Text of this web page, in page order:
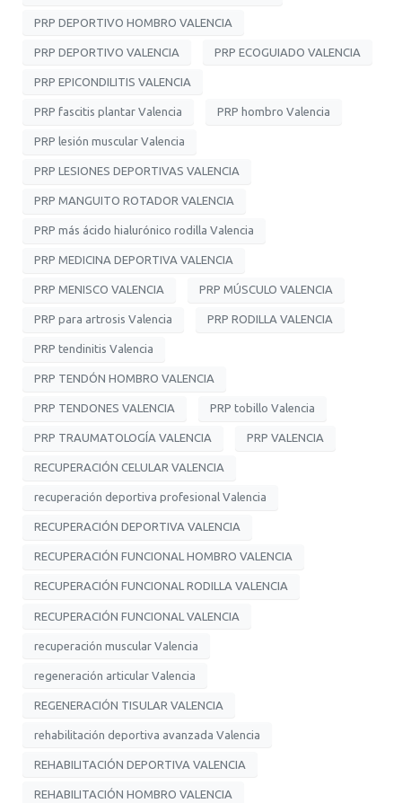
PRP DEPORTIVO HOMBRO VALENCIA
PRP DEPORTIVO VALENCIA PRP ECOGUIADO VALENCIA
PRP EPICONDILITIS VALENCIA
PRP fascitis plantar Valencia PRP hombro Valencia
PRP lesión muscular Valencia
PRP LESIONES DEPORTIVAS VALENCIA
PRP MANGUITO ROTADOR VALENCIA
PRP más ácido hialurónico rodilla Valencia
PRP MEDICINA DEPORTIVA VALENCIA
PRP MENISCO VALENCIA PRP MÚSCULO VALENCIA
PRP para artrosis Valencia PRP RODILLA VALENCIA
PRP tendinitis Valencia
PRP TENDÓN HOMBRO VALENCIA
PRP TENDONES VALENCIA PRP tobillo Valencia
PRP TRAUMATOLOGÍA VALENCIA PRP VALENCIA
RECUPERACIÓN CELULAR VALENCIA
recuperación deportiva profesional Valencia
RECUPERACIÓN DEPORTIVA VALENCIA
RECUPERACIÓN FUNCIONAL HOMBRO VALENCIA
RECUPERACIÓN FUNCIONAL RODILLA VALENCIA
RECUPERACIÓN FUNCIONAL VALENCIA
recuperación muscular Valencia
regeneración articular Valencia
REGENERACIÓN TISULAR VALENCIA
rehabilitación deportiva avanzada Valencia
REHABILITACIÓN DEPORTIVA VALENCIA
REHABILITACIÓN HOMBRO VALENCIA